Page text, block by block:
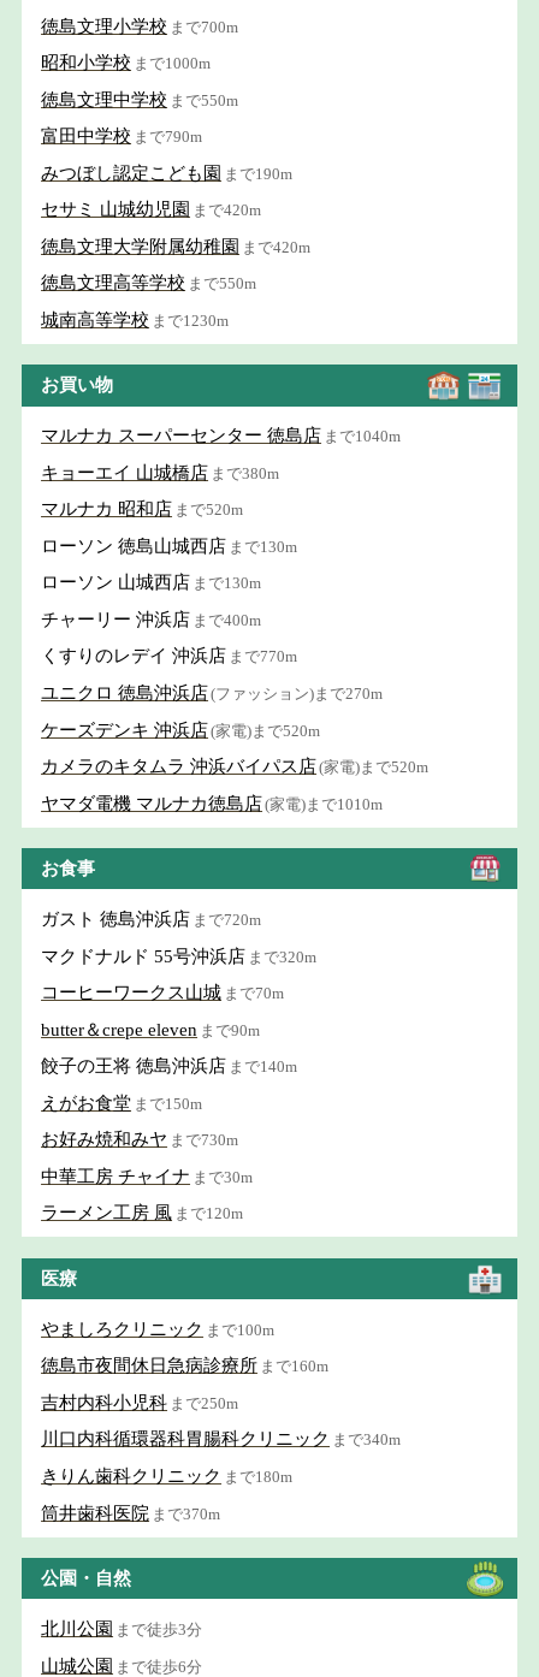
徳島文理小学校 まで700m
昭和小学校 まで1000m
徳島文理中学校 まで550m
富田中学校 まで790m
みつぼし認定こども園 まで190m
セサミ 山城幼児園 まで420m
徳島文理大学附属幼稚園 まで420m
徳島文理高等学校 まで550m
城南高等学校 まで1230m
お買い物
マルナカ スーパーセンター 徳島店 まで1040m
キョーエイ 山城橋店 まで380m
マルナカ 昭和店 まで520m
ローソン 徳島山城西店 まで130m
ローソン 山城西店 まで130m
チャーリー 沖浜店 まで400m
くすりのレデイ 沖浜店 まで770m
ユニクロ 徳島沖浜店(ファッション)まで270m
ケーズデンキ 沖浜店(家電)まで520m
カメラのキタムラ 沖浜バイパス店(家電)まで520m
ヤマダ電機 マルナカ徳島店(家電)まで1010m
お食事
ガスト 徳島沖浜店 まで720m
マクドナルド 55号沖浜店 まで320m
コーヒーワークス山城 まで70m
butter＆crepe eleven まで90m
餃子の王将 徳島沖浜店 まで140m
えがお食堂 まで150m
お好み焼和みヤ まで730m
中華工房 チャイナ まで30m
ラーメン工房 風 まで120m
医療
やましろクリニック まで100m
徳島市夜間休日急病診療所 まで160m
吉村内科小児科 まで250m
川口内科循環器科胃腸科クリニック まで340m
きりん歯科クリニック まで180m
筒井歯科医院 まで370m
公園・自然
北川公園 まで徒歩3分
山城公園 まで徒歩6分